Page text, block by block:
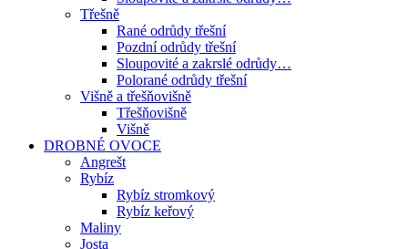
Třešně
Rané odrůdy třešní
Pozdní odrůdy třešní
Sloupovité a zakrslé odrůdy…
Polorané odrůdy třešní
Višně a třešňovišně
Třešňovišně
Višně
DROBNÉ OVOCE
Angrešt
Rybíz
Rybíz stromkový
Rybíz keřový
Maliny
Josta